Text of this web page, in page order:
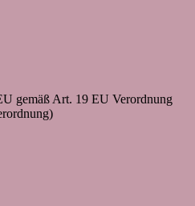
gemäß Art. 19 EU Verordnung